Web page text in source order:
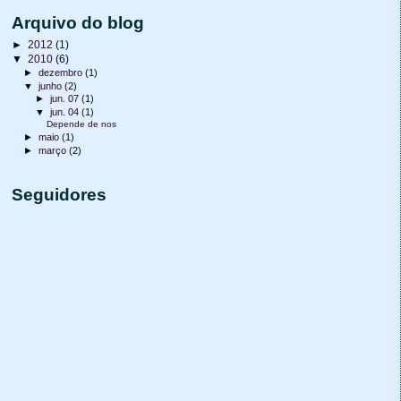
Arquivo do blog
► 2012 (1)
▼ 2010 (6)
►dezembro(1)
▼junho(2)
►jun. 07(1)
▼jun. 04(1)
Depende de nos
►maio(1)
►março(2)
Seguidores